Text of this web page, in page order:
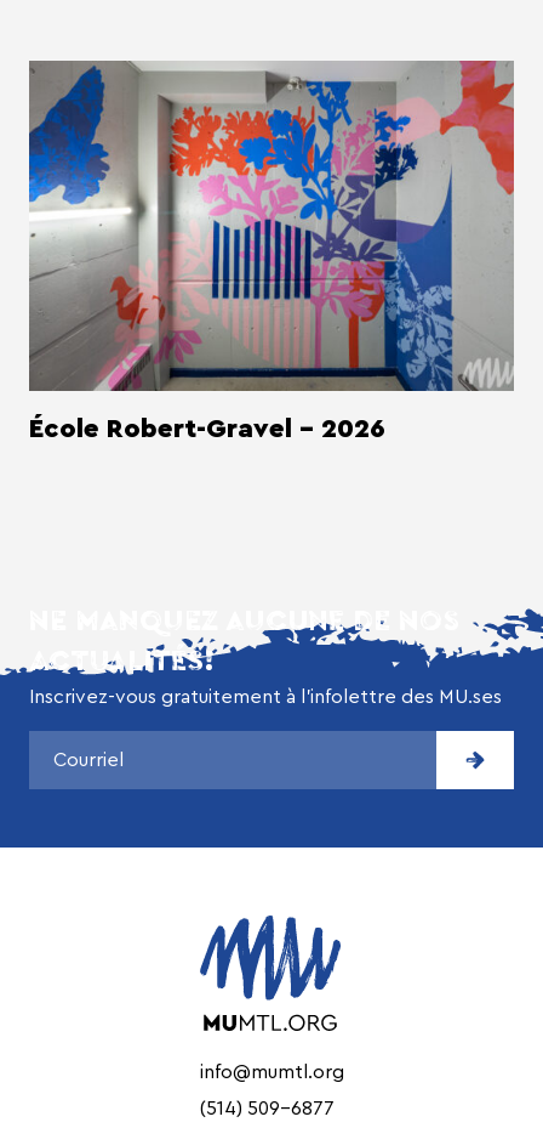
École Robert-Gravel - 2026
NE MANQUEZ AUCUNE DE NOS
ACTUALITÉS!
Inscrivez-vous gratuitement à l’infolettre des MU.ses
info@mumtl.org
(514) 509-6877